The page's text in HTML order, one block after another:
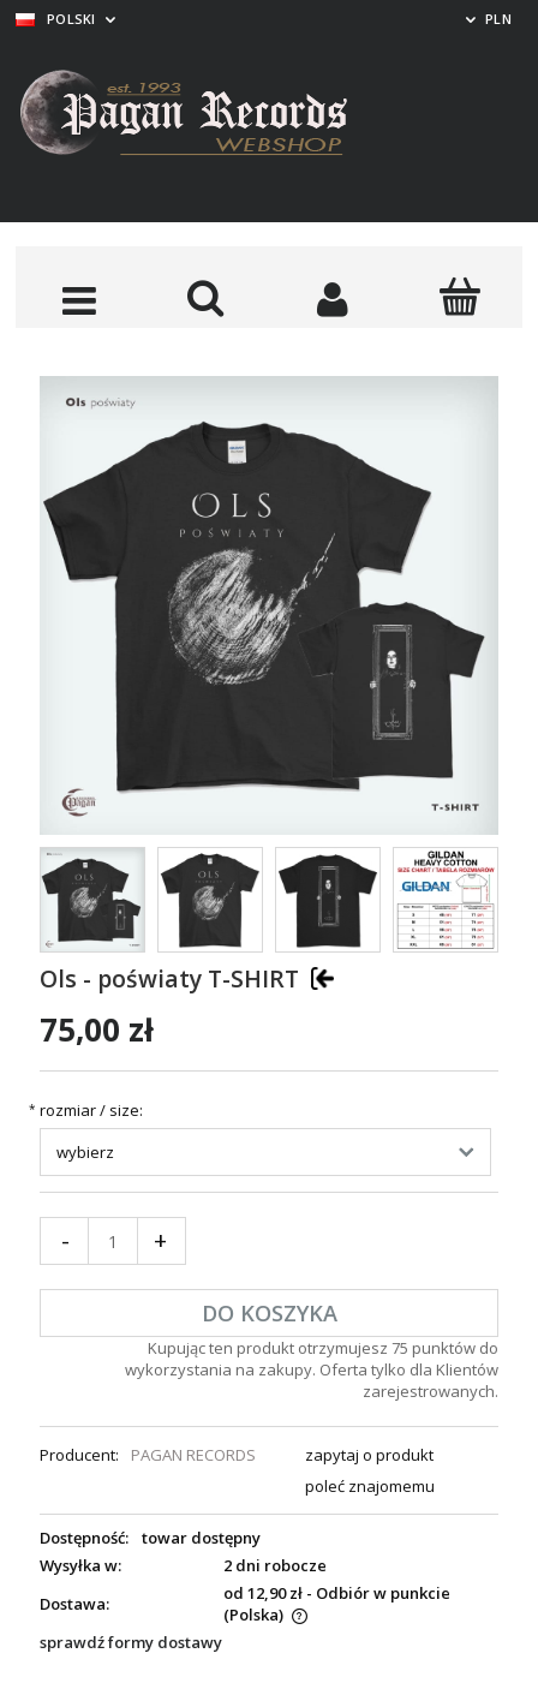
POLSKI PLN
Ols - poświaty T-SHIRT
75,00 zł
* rozmiar / size:
- +
DO KOSZYKA
Kupując ten produkt otrzymujesz 75 punktów do
wykorzystania na zakupy. Oferta tylko dla Klientów
zarejestrowanych.
Producent: PAGAN RECORDS
zapytaj o produkt
poleć znajomemu
Dostępność:
towar dostępny
Wysyłka w:
2 dni robocze
Dostawa:
od 12,90 zł - Odbiór w punkcie
(Polska)
sprawdź formy dostawy